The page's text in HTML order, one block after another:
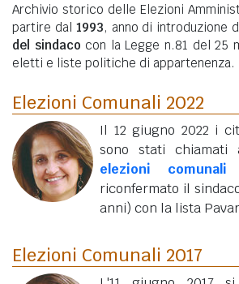
Archivio storico delle Elezioni
partire dal 1993, anno di introduzione
del sindaco con la Legge n.81 del 25
eletti e liste politiche di appartenenza.
Elezioni Comunali 2022
Il 12 giugno 2022 i
sono stati
elezioni comunali
riconfermato il
anni) con la lista
Elezioni Comunali 2017